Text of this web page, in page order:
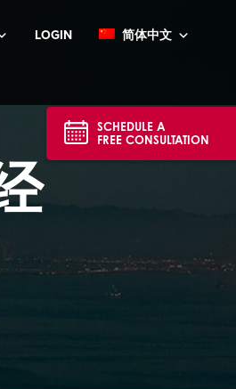
LOGIN 简体中文
SCHEDULE A
FREE CONSULTATION